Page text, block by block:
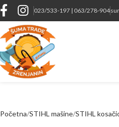
023/533-197 | 063/278-904
Početna STIHL mašine STIHL